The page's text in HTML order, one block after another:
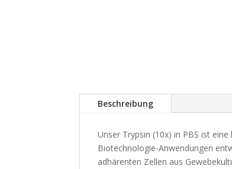
Beschreibung
Unser Trypsin (10x) in PBS ist
Biotechnologie-Anwendungen
adhärenten Zellen aus